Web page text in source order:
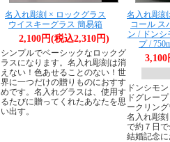
名入れ彫刻 × ロックグラス
ウイスキーグラス 簡易箱
2,100円(税込2,310円)
シンプルでベーシックなロックグ
ラスになります。名入れ彫刻は消
えない！色あせることのない！世
界に一つだけの贈りものにおすす
めです。名入れグラスは、使用す
るたびに贈ってくれたあなたを思
い出す。
名入れ彫
コール ス
ン / ドンシ
プ /
ドンシモ
ドグレー
ークリン
名入れ彫
で約７日
結婚記念に